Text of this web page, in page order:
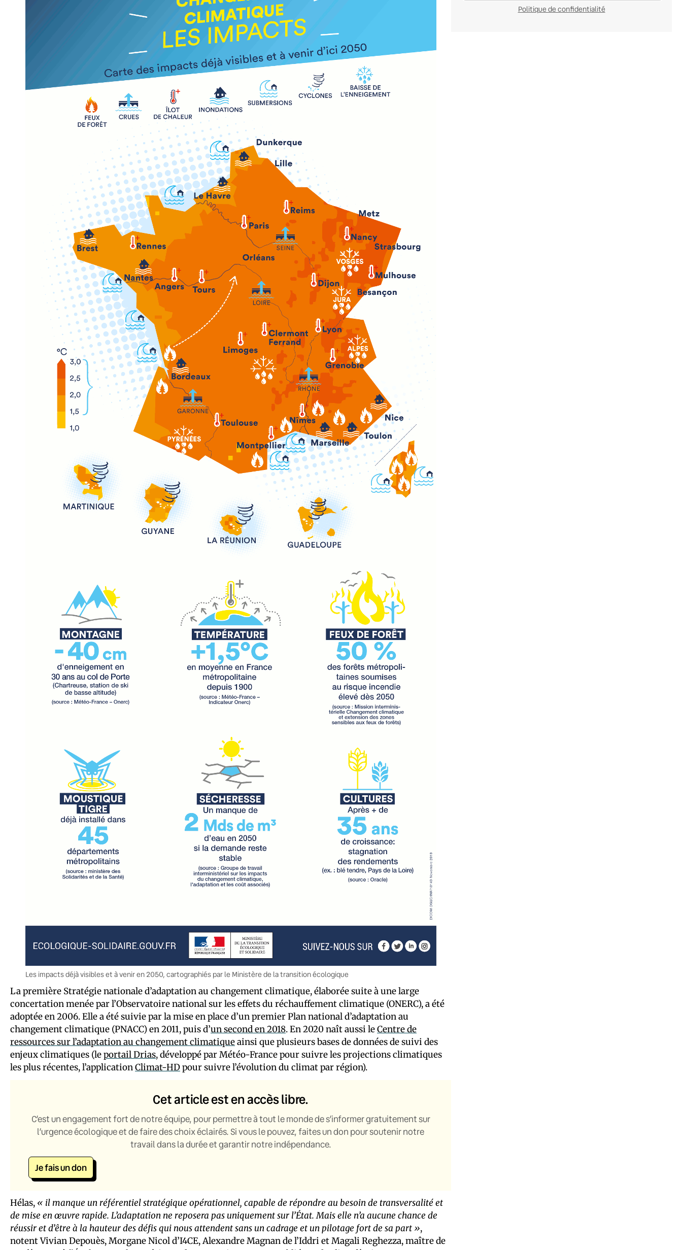
Les impacts déjà visibles et à venir en 2050, cartographiés par le Ministère de la transition écologique
La première Stratégie nationale d’adaptation au changement climatique, élaborée suite à une large
concertation menée par l’Observatoire national sur les effets du réchauffement climatique (ONERC), a été
adoptée en 2006. Elle a été suivie par la mise en place d’un premier Plan national d’adaptation au
changement climatique (PNACC) en 2011, puis d’un second en 2018. En 2020 naît aussi leCentre de
ressources sur l’adaptation au changement climatiqueainsi que plusieurs bases de données de suivi des
enjeux climatiques (leportail Drias, développé par Météo-France pour suivre les projections climatiques
les plus récentes, l’applicationClimat-HDpour suivre l’évolution du climat par région).
Cet article est en accès libre.
C’est un engagement fort de notre équipe, pour permettre à tout le monde de s’informer gratuitement sur
l’urgence écologique et de faire des choix éclairés. Si vous le pouvez, faites un don pour soutenir notre
travail dans la durée et garantir notre indépendance.
Je fais un don
Hélas, « il manque un référentiel stratégique opérationnel, capable de répondre au besoin de transversalité et
de mise en œuvre rapide. L’adaptation ne reposera pas uniquement sur l’État. Mais elle n’a aucune chance de
réussir et d’être à la hauteur des défis qui nous attendent sans un cadrage et un pilotage fort de sa part »,
notent Vivian Depouès, Morgane Nicol d’I4CE, Alexandre Magnan de l’Iddri et Magali Reghezza, maître de
Politique de confidentialité